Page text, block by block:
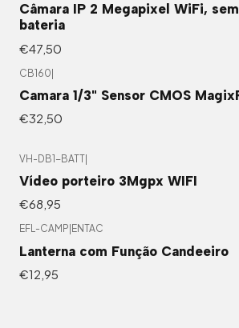
Câmara IP 2 Megapixel WiFi,
bateria
€47,50
CB160|
Camara 1/3" Sensor CMOS
€32,50
VH-DB1-BATT
Vídeo porteiro 3Mgpx WIFI
€68,95
EFL-CAMP ENTAC
Lanterna com Função Candeeiro
€12,95